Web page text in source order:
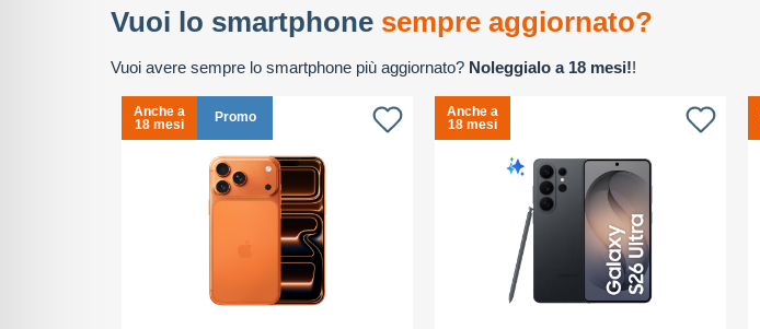
Vuoi lo smartphone sempre aggiornato?
Vuoi avere sempre lo smartphone più aggiornato? Noleggialo a 18 mesi!!
Anche a
18 mesi
Promo
Anche a
18 mesi